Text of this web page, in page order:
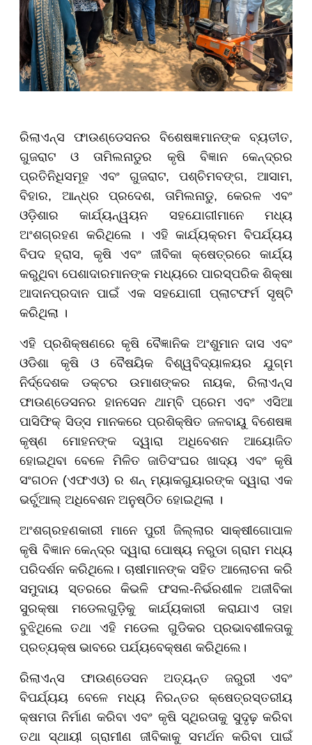
ରିଲାଏନ୍ସ ଫାଉଣ୍ଡେସନର ବିଶେଷଜ୍ଞମାନଙ୍କ ବ୍ୟତୀତ,
ଗୁଜରାଟ ଓ ତାମିଲନାଡୁର କୃଷି ବିଜ୍ଞାନ କେନ୍ଦ୍ରର
ପ୍ରତିନିଧିସମୂହ ଏବଂ ଗୁଜରାଟ, ପଶ୍ଚିମବଙ୍ଗ, ଆସାମ,
ବିହାର, ଆନ୍ଧ୍ର ପ୍ରଦେଶ, ତାମିଲନାଡୁ, କେରଳ ଏବଂ
ଓଡ଼ିଶାର କାର୍ଯ୍ୟନ୍ୱୟନ ସହଯୋଗୀମାନେ ମଧ୍ୟ
ଅଂଶଗ୍ରହଣ କରିଥିଲେ । ଏହି କାର୍ଯ୍ୟକ୍ରମ ବିପର୍ଯ୍ୟୟ
ବିପଦ ହ୍ରାସ, କୃଷି ଏବଂ ଜୀବିକା କ୍ଷେତ୍ରରେ କାର୍ଯ୍ୟ
କରୁଥିବା ପେଶାଦାରମାନଙ୍କ ମଧ୍ୟରେ ପାରସ୍ପରିକ ଶିକ୍ଷା
ଆଦାନପ୍ରଦାନ ପାଇଁ ଏକ ସହଯୋଗୀ ପ୍ଲାଟଫର୍ମ ସୃଷ୍ଟି
କରିଥିଲା ।
ଏହି ପ୍ରଶିକ୍ଷଣରେ କୃଷି ବୈଜ୍ଞାନିକ ଅଂଶୁମାନ ଦାସ ଏବଂ
ଓଡିଶା କୃଷି ଓ ବୈଷୟିକ ବିଶ୍ୱବିଦ୍ୟାଳୟର ଯୁଗ୍ମ
ନିର୍ଦ୍ଦେଶକ ଡକ୍ଟର ଉମାଶଙ୍କର ନାୟକ, ରିଲାଏନ୍ସ
ଫାଉଣ୍ଡେସନର ହାନସେନ ଥାମ୍ବି ପ୍ରେମ ଏବଂ ଏସିଆ
ପାସିଫିକ୍ ସିଡ୍ସ ମାନକରେ ପ୍ରଶିକ୍ଷିତ ଜଳବାୟୁ ବିଶେଷଜ୍ଞ
କୃଷ୍ଣ ମୋହନଙ୍କ ଦ୍ୱାରା ଅଧିବେଶନ ଆୟୋଜିତ
ହୋଇଥିବା ବେଳେ ମିଳିତ ଜାତିସଂଘର ଖାଦ୍ୟ ଏବଂ କୃଷି
ସଂଗଠନ (ଏଫଏଓ) ର ଶନ୍ ମ୍ୟାକଗୁୟାରଙ୍କ ଦ୍ୱାରା ଏକ
ଭର୍ଚୁଆଲ୍ ଅଧିବେଶନ ଅନୁଷ୍ଠିତ ହୋଇଥିଲା ।
ଅଂଶଗ୍ରହଣକାରୀ ମାନେ ପୁରୀ ଜିଲ୍ଲାର ସାକ୍ଷୀଗୋପାଳ
କୃଷି ବିଜ୍ଞାନ କେନ୍ଦ୍ର ଦ୍ୱାରା ପୋଷ୍ୟ ନରୁଡା ଗ୍ରାମ ମଧ୍ୟ
ପରିଦର୍ଶନ କରିଥିଲେ। ଚାଷୀମାନଙ୍କ ସହିତ ଆଲୋଚନା କରି
ସମୁଦାୟ ସ୍ତରରେ କିଭଳି ଫସଲ-ନିର୍ଭରଶୀଳ ଅଜୀବିକା
ସୁରକ୍ଷା ମଡେଲଗୁଡ଼ିକୁ କାର୍ଯ୍ୟକାରୀ କରାଯାଏ ତାହା
ବୁଝିଥିଲେ ତଥା ଏହି ମଡେଲ ଗୁଡିକର ପ୍ରଭାବଶୀଳତାକୁ
ପ୍ରତ୍ୟକ୍ଷ ଭାବରେ ପର୍ଯ୍ୟବେକ୍ଷଣ କରିଥିଲେ।
ରିଲାଏନ୍ସ ଫାଉଣ୍ଡେସନ ଅତ୍ୟନ୍ତ ଜରୁରୀ ଏବଂ
ବିପର୍ଯ୍ୟୟ ବେଳେ ମଧ୍ୟ ନିରନ୍ତର କ୍ଷେତ୍ରସ୍ତରୀୟ
କ୍ଷମତା ନିର୍ମାଣ କରିବା ଏବଂ କୃଷି ସ୍ଥିରତାକୁ ସୁଦୃଢ଼ କରିବା
ତଥା ସ୍ଥାୟୀ ଗ୍ରାମୀଣ ଜୀବିକାକୁ ସମର୍ଥନ କରିବା ପାଇଁ